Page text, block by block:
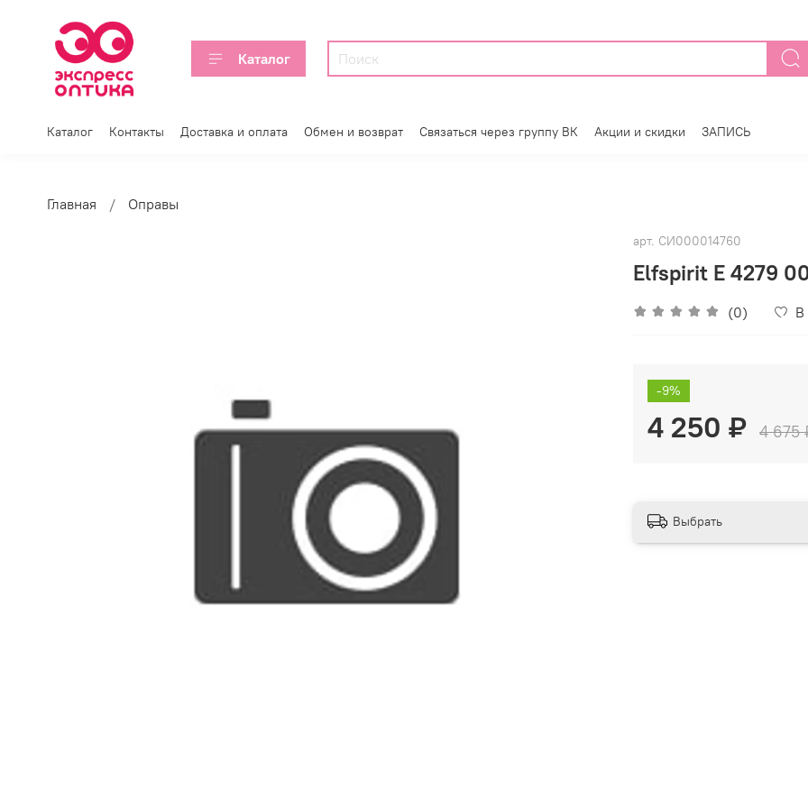
Каталог
Каталог Контакты Доставка и оплата Обмен и возврат Связаться через группу ВК Акции и скидки ЗАПИСЬ
Главная Оправы
арт. СИ000014760
Elfspirit E 4279
(0) В
-9%
4 250 ₽ 4 675
Выбрать